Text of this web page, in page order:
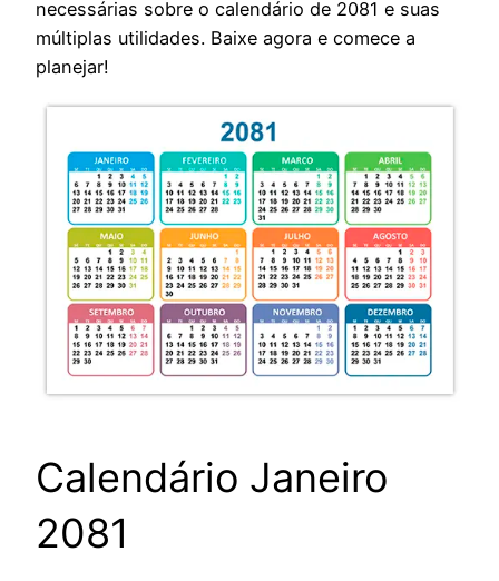
necessárias sobre o calendário de 2081 e suas
múltiplas utilidades. Baixe agora e comece a
planejar!
Calendário Janeiro
2081